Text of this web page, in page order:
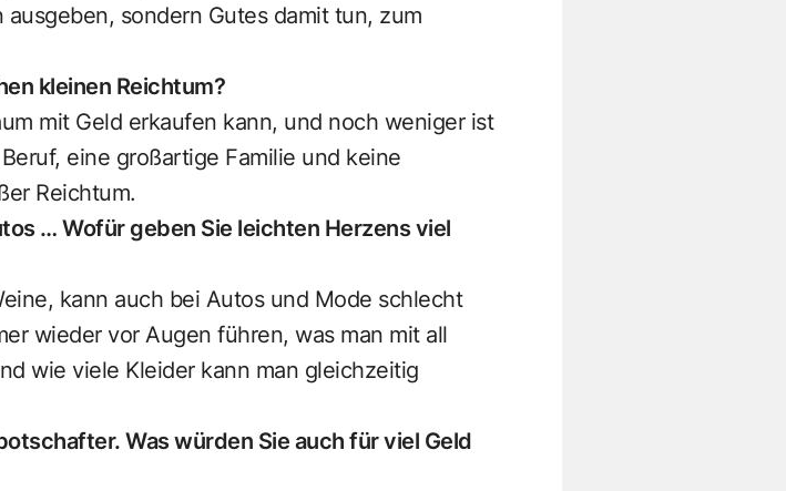
sondern Gutes damit tun, zum
kleinen Reichtum?
mit Geld erkaufen kann, und noch weniger ist
eine großartige Familie und keine
Reichtum.
… Wofür geben Sie leichten Herzens viel
kann auch bei Autos und Mode schlecht
wieder vor Augen führen, was man mit all
wie viele Kleider kann man gleichzeitig
Was würden Sie auch für viel Geld